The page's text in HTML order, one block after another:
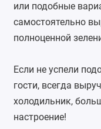
или подобные
самостоятельно
полноценной
Если не успели
гости, всегда
холодильник,
настроение!